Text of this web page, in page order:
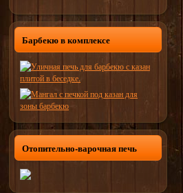
Барбекю в комплексе
Отопительно-варочная печь